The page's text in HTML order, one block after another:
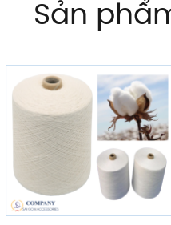
Sản